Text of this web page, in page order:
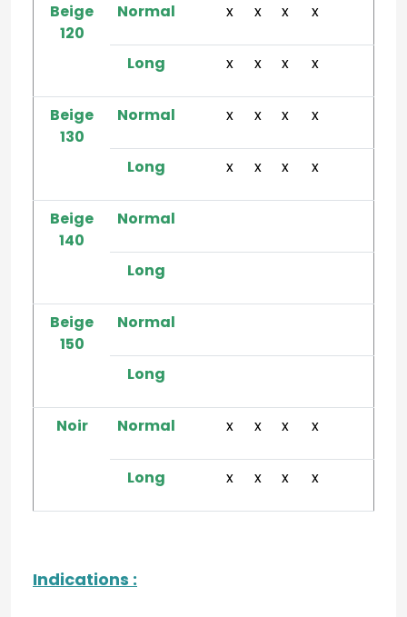
Beige
120
Normal x x x x
Long x x x x
Beige
130
Normal x x x x
Long x x x x
Beige
140
Normal
Long
Beige
150
Normal
Long
Noir Normal x x x x
Long x x x x
Indications :